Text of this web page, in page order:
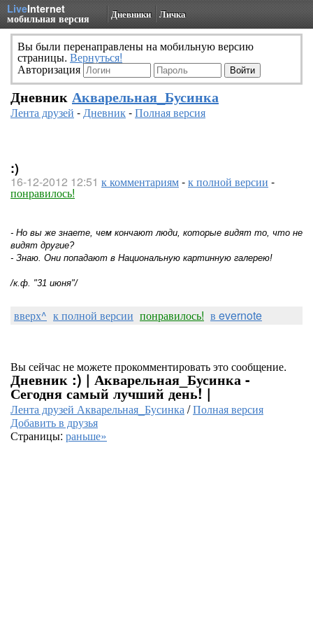
LiveInternet
мобильная версия Дневники Личка
Вы были перенаправлены на мобильную версию
страницы. Вернуться!
Авторизация
Дневник Акварельная_Бусинка
Лента друзей -Дневник-Полная версия
:)
16-12-2012 12:51 к комментариям-к полной версии -
понравилось!
- Но вы же знаете, чем кончают люди, которые видят то, что не
видят другие?
- Знаю. Они попадают в Национальную картинную галерею!
/к.ф. "31 июня"/
вверх^ к полной версии понравилось! в evernote
Вы сейчас не можете прокомментировать это сообщение.
Дневник :) | Акварельная_Бусинка -
Сегодня самый лучший день! |
Лента друзей Акварельная_Бусинка/Полная версия
Добавить в друзья
Страницы: раньше»